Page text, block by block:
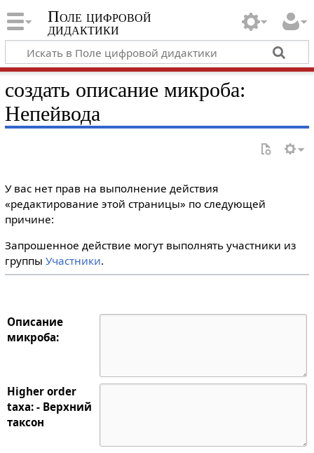
Поле цифровой
дидактики
создать описание микроба:
Непейвода
У вас нет прав на выполнение действия
«редактирование этой страницы» по следующей
причине:
Запрошенное действие могут выполнять участники из
группы Участники.
Описание
микроба:
Higher order
taxa: - Верхний
таксон